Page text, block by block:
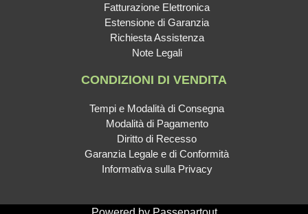
Fatturazione Elettronica
Estensione di Garanzia
Richiesta Assistenza
Note Legali
CONDIZIONI DI VENDITA
Tempi e Modalità di Consegna
Modalità di Pagamento
Diritto di Recesso
Garanzia Legale e di Conformità
Informativa sulla Privacy